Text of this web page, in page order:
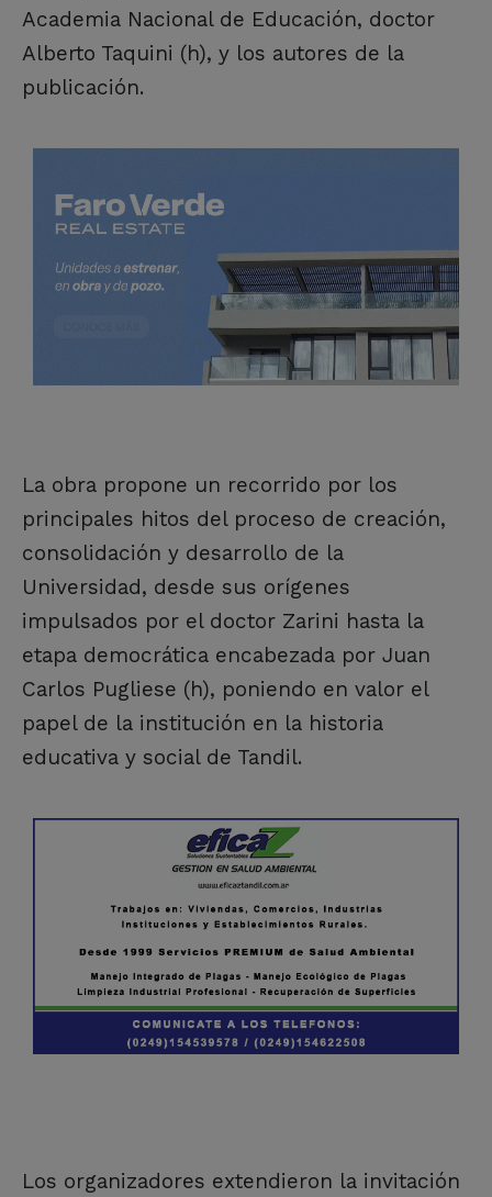
Academia Nacional de Educación, doctor
Alberto Taquini (h), y los autores de la
publicación.
La obra propone un recorrido por los
principales hitos del proceso de creación,
consolidación y desarrollo de la
Universidad, desde sus orígenes
impulsados por el doctor Zarini hasta la
etapa democrática encabezada por Juan
Carlos Pugliese (h), poniendo en valor el
papel de la institución en la historia
educativa y social de Tandil.
Los organizadores extendieron la invitación